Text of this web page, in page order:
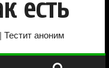
есть
аноним